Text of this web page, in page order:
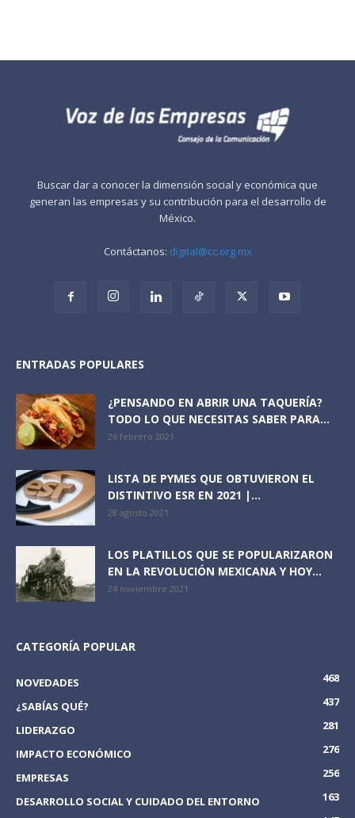
Buscar dar a conocer la dimensión social y económica que
generan las empresas y su contribución para el desarrollo de
México.
Contáctanos: digital@cc.org.mx
ENTRADAS POPULARES
¿PENSANDO EN ABRIR UNA TAQUERÍA?
TODO LO QUE NECESITAS SABER PARA...
26 febrero 2021
LISTA DE PYMES QUE OBTUVIERON EL
DISTINTIVO ESR EN 2021 |...
28 agosto 2021
LOS PLATILLOS QUE SE POPULARIZARON
EN LA REVOLUCIÓN MEXICANA Y HOY...
24 noviembre 2021
CATEGORÍA POPULAR
NOVEDADES
468
¿SABÍAS QUÉ?
437
LIDERAZGO
281
IMPACTO ECONÓMICO
276
EMPRESAS
256
DESARROLLO SOCIAL Y CUIDADO DEL ENTORNO
163